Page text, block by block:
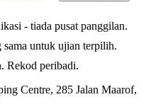
- tiada pusat panggilan.
sama untuk ujian terpilih.
Rekod peribadi.
Centre, 285 Jalan Maarof,